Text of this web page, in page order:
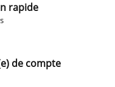
rapide
de compte